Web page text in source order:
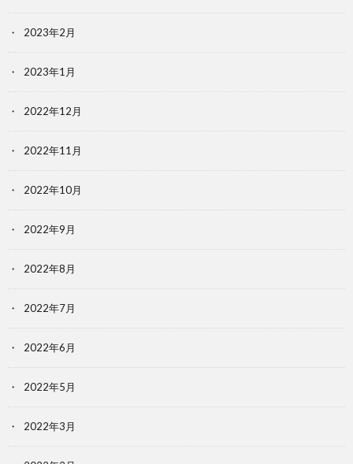
2023年2月
2023年1月
2022年12月
2022年11月
2022年10月
2022年9月
2022年8月
2022年7月
2022年6月
2022年5月
2022年3月